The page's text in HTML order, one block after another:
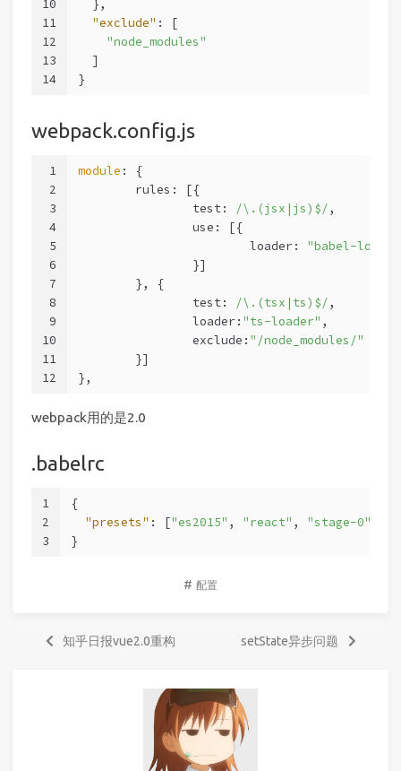
10
11
12
13
14
  },
"exclude" : [
"node_modules"
  ]
}
webpack.config.js
1
2
3
4
5
6
7
8
9
10
11
12
module : {
	rules: [{
		test:
/\.(jsx|js)$/,
		use: [{
			loader:
"babel-
		}]
	}, {
		test:
/\.(tsx|ts)$/,
		loader:
"ts-loader" ,
		exclude:
"/node_modules/"
	}]
},
webpack用的是2.0
.babelrc
1
2
3
{
"presets" : ["es2015" , "react" , "stage-0"
}
# 配置
知乎日报vue2.0重构 setState异步问题